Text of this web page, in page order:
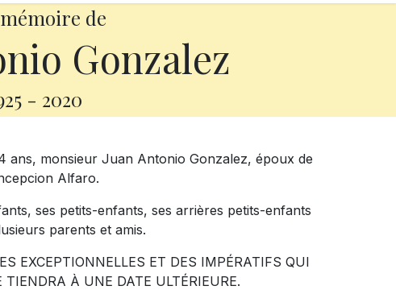
de
Gonzalez
- 2020
ans, monsieur Juan Antonio Gonzalez, époux de
Alfaro.
ses petits-enfants, ses arrières petits-enfants
parents et amis.
EXCEPTIONNELLES ET DES IMPÉRATIFS QUI
À UNE DATE ULTÉRIEURE.